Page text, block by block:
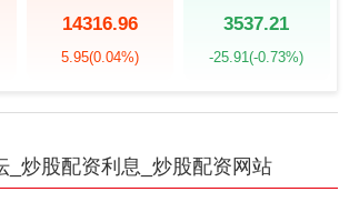
14316.96
5.95(0.04%)
3537.21
-25.91(-0.73%)
_炒股配资利息_炒股配资网站